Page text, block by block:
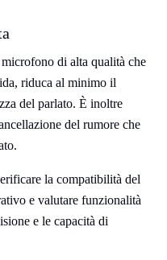
di alta qualità che
riduca al minimo il
del parlato. È inoltre
del rumore che
la compatibilità del
e valutare funzionalità
e le capacità di